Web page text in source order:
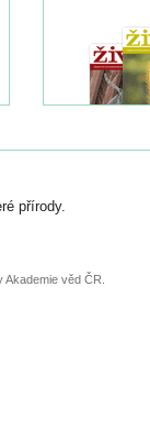
přírody.
věd ČR.